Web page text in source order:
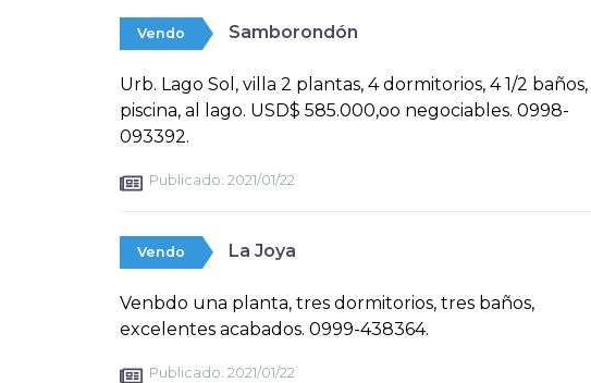
Vendo Samborondón
Urb. Lago Sol, villa 2 plantas, 4 dormitorios, 4 1/2 baños,
piscina, al lago. USD$ 585.000,oo negociables. 0998-
093392.
Publicado: 2021/01/22
Vendo La Joya
Venbdo una planta, tres dormitorios, tres baños,
excelentes acabados. 0999-438364.
Publicado: 2021/01/22